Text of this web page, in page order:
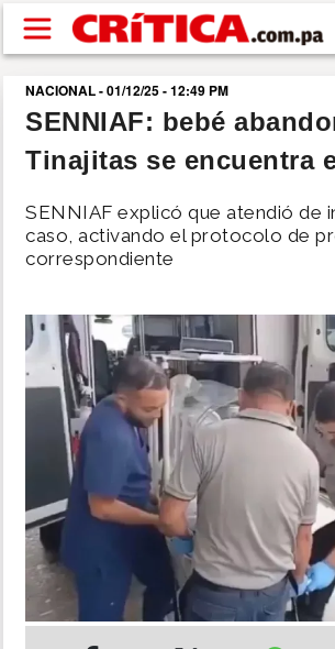
Pasar al contenido principal
buscar
SUCESOS
NACIONAL
SHOW
DEPORTES
MUNDO
INSÓLITAS
MULTIMEDIA
NACIONAL - 01/12/25 - 12:49 PM
SENNIAF: bebé
Tinajitas se encuentra
SENNIAF explicó que atendió de
caso, activando el protocolo de
correspondiente